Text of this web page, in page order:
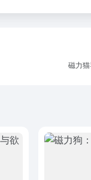
磁力